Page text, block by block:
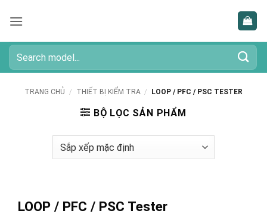
qua
dung
Tìm
kiếm:
TRANG CHỦ / THIẾT BỊ KIỂM TRA / LOOP / PFC / PSC TESTER
BỘ LỌC SẢN PHẨM
LOOP / PFC / PSC Tester